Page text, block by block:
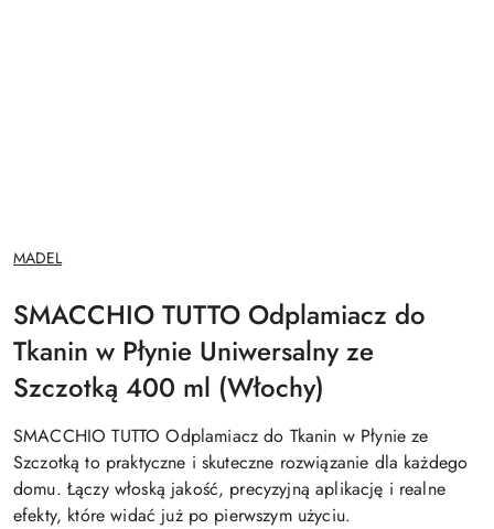
NAZWA
PRODUCENTA:
MADEL
SMACCHIO TUTTO Odplamiacz do
Tkanin w Płynie Uniwersalny ze
Szczotką 400 ml (Włochy)
SMACCHIO TUTTO Odplamiacz do Tkanin w Płynie ze
Szczotką to praktyczne i skuteczne rozwiązanie dla każdego
domu. Łączy włoską jakość, precyzyjną aplikację i realne
efekty, które widać już po pierwszym użyciu.